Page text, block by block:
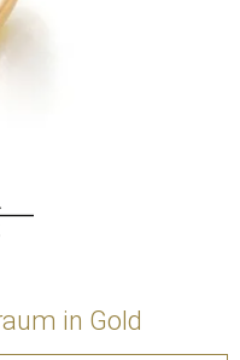
in Gold